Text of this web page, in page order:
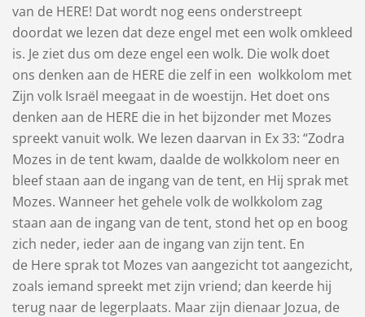
van de HERE! Dat wordt nog eens onderstreept
doordat we lezen dat deze engel met een wolk omkleed
is. Je ziet dus om deze engel een wolk. Die wolk doet
ons denken aan de HERE die zelf in een wolkkolom met
Zijn volk Israël meegaat in de woestijn. Het doet ons
denken aan de HERE die in het bijzonder met Mozes
spreekt vanuit wolk. We lezen daarvan in Ex 33: “Zodra ​
Mozes​ in de ​tent​ kwam, daalde de wolkkolom neer en
bleef staan aan de ingang van de ​tent, en Hij sprak met ​
Mozes. Wanneer het gehele volk de wolkkolom zag
staan aan de ingang van de ​tent, stond het op en boog
zich neder, ieder aan de ingang van zijn ​tent. En
de Here sprak tot ​Mozes​ van aangezicht tot aangezicht,
zoals iemand spreekt met zijn vriend; dan keerde hij
terug naar de legerplaats. Maar zijn dienaar ​Jozua, de